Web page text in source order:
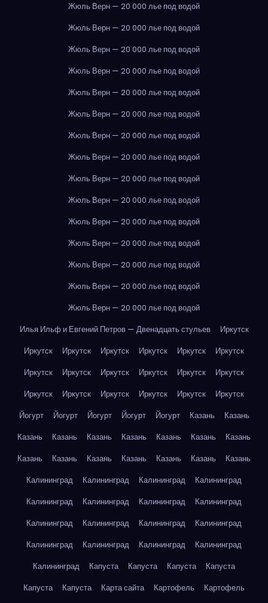
Жюль Верн — 20 000 лье под водой
Жюль Верн — 20 000 лье под водой
Жюль Верн — 20 000 лье под водой
Жюль Верн — 20 000 лье под водой
Жюль Верн — 20 000 лье под водой
Жюль Верн — 20 000 лье под водой
Жюль Верн — 20 000 лье под водой
Жюль Верн — 20 000 лье под водой
Жюль Верн — 20 000 лье под водой
Жюль Верн — 20 000 лье под водой
Жюль Верн — 20 000 лье под водой
Жюль Верн — 20 000 лье под водой
Жюль Верн — 20 000 лье под водой
Жюль Верн — 20 000 лье под водой
Жюль Верн — 20 000 лье под водой
Илья Ильф и Евгений Петров — Двенадцать стульев
Иркутск
Иркутск
Иркутск Иркутск Иркутск Иркутск
Иркутск
Иркутск
Иркутск Иркутск Иркутск Иркутск
Иркутск
Иркутск
Иркутск Иркутск Иркутск Иркутск
Иркутск
Йогурт
Йогурт Йогурт Йогурт Йогурт Казань
Казань
Казань
Казань Казань Казань Казань Казань
Казань
Казань
Казань Казань Казань Казань Казань
Казань
Калининград
Калининград Калининград
Калининград
Калининград
Калининград Калининград
Калининград
Калининград
Калининград Калининград
Калининград
Калининград
Калининград Калининград
Калининград
Калининград
Капуста Капуста Капуста
Капуста
Капуста
Капуста Карта сайта Картофель
Картофель